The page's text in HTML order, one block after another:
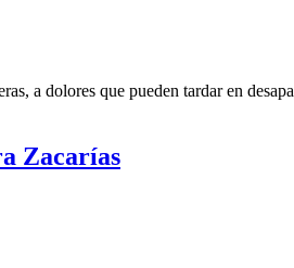
a dolores que pueden tardar en
Zacarías